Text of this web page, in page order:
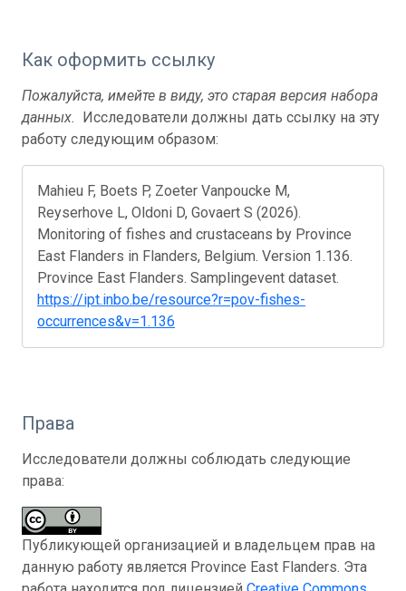
Как оформить ссылку
Пожалуйста, имейте в виду, это старая версия набора
данных. Исследователи должны дать ссылку на эту
работу следующим образом:
Mahieu F, Boets P, Zoeter Vanpoucke M,
Reyserhove L, Oldoni D, Govaert S (2026).
Monitoring of fishes and crustaceans by Province
East Flanders in Flanders, Belgium. Version 1.136.
Province East Flanders. Samplingevent dataset.
https://ipt.inbo.be/resource?r=pov-fishes-
occurrences&v=1.136
Права
Исследователи должны соблюдать следующие
права:
Публикующей организацией и владельцем прав на
данную работу является Province East Flanders. Эта